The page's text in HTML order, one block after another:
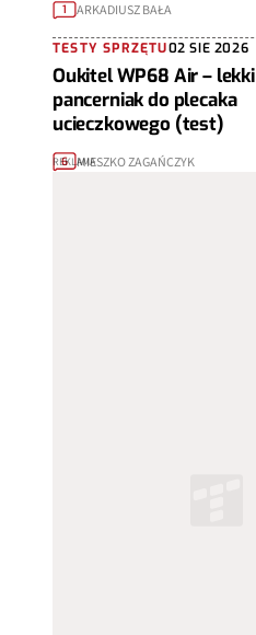
1 ARKADIUSZ BAŁA
TESTY SPRZĘTU02 SIE 2026
Oukitel WP68 Air – lekki
pancerniak do plecaka
ucieczkowego (test)
6 MIESZKO ZAGAŃCZYK